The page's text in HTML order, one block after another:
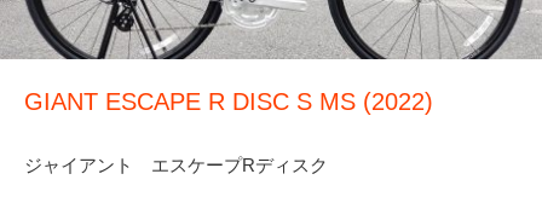
GIANT ESCAPE R DISC S MS (2022)
ジャイアント エスケープRディスク